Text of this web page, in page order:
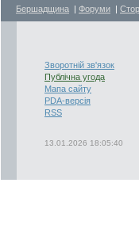
Бершадщина | Форуми |
Зворотній зв'язок
Публічна угода
Мапа сайту
PDA-версія
RSS
13.01.2026 18:05:40